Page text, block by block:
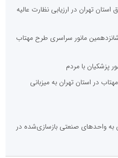
تهران در ارزیابی نظارت عالیه
در شانزدهمین مانور سراسری طرح مهتاب
با مردم
در استان تهران به میزبانی
به واحدهای صنعتی بازسازی‌شده در